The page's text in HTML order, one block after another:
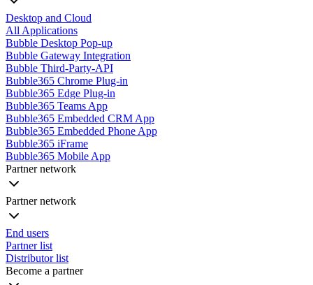
Desktop and Cloud
All Applications
Bubble Desktop Pop-up
Bubble Gateway Integration
Bubble Third-Party-API
Bubble365 Chrome Plug-in
Bubble365 Edge Plug-in
Bubble365 Teams App
Bubble365 Embedded CRM App
Bubble365 Embedded Phone App
Bubble365 iFrame
Bubble365 Mobile App
Partner network
Partner network
End users
Partner list
Distributor list
Become a partner